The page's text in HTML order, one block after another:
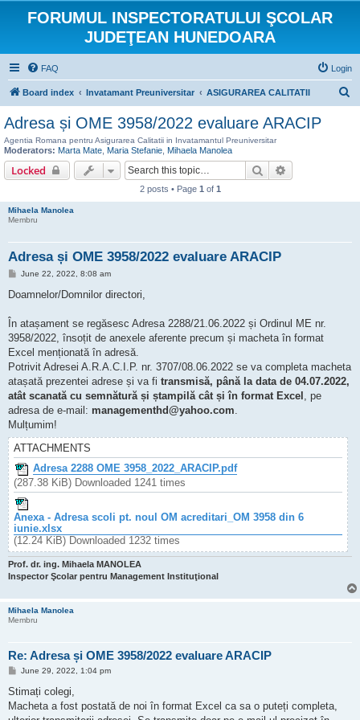
FORUMUL INSPECTORATULUI ŞCOLAR
JUDEŢEAN HUNEDOARA
FAQ Login
Board index Invatamant Preuniversitar ASIGURAREA CALITATII
Adresa și OME 3958/2022 evaluare ARACIP
Agentia Romana pentru Asigurarea Calitatii in Invatamantul Preuniversitar
Moderators: Marta Mate Maria Stefanie Mihaela Manolea
Locked Search
2 posts • Page 1 of 1
Mihaela Manolea
Membru
Adresa și OME 3958/2022 evaluare ARACIP
P
s
June 22, 2022, 8:08 am
Doamnelor/Domnilor directori,
În atașament se regăsesc Adresa 2288/21.06.2022 și Ordinul ME nr.
3958/2022, însoțit de anexele aferente precum și macheta în format
Excel menționată în adresă.
Potrivit Adresei A.R.A.C.I.P. nr. 3707/08.06.2022 se va completa macheta
atașată prezentei adrese și va fi transmisă, până la data de 04.07.2022,
atât scanată cu semnătură și ștampilă cât și în format Excel , pe
adresa de e-mail: managementhd@yahoo.com
Mulțumim!
ATTACHMENTS
Adresa 2288 OME 3958_2022_ARACIP.pdf
(287.38 KiB) Downloaded 1241 times
Anexa - Adresa scoli pt. noul OM acreditari_OM 3958 din 6
iunie.xlsx
(12.24 KiB) Downloaded 1232 times
Prof. dr. ing. Mihaela MANOLEA
Inspector Şcolar pentru Management Instituţional
Mihaela Manolea
Membru
Re: Adresa și OME 3958/2022 evaluare ARACIP
P
s
June 29, 2022, 1:04 pm
Stimați colegi,
Macheta a fost postată de noi în format Excel ca sa o puteți completa,